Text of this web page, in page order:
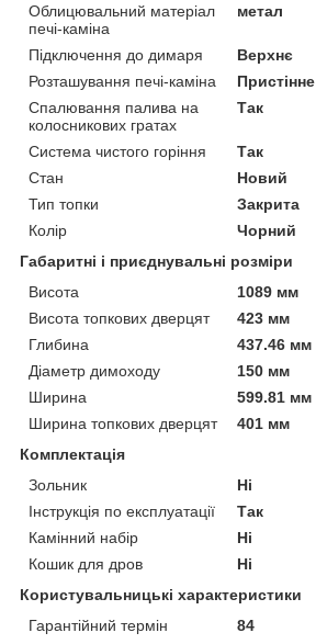
Облицювальний матеріал
печі-каміна
метал
Підключення до димаря
Верхнє
Розташування печі-каміна
Пристінне
Спалювання палива на
колосникових гратах
Так
Система чистого горіння
Так
Стан
Новий
Тип топки
Закрита
Колір
Чорний
Габаритні і приєднувальні розміри
Висота
1089 мм
Висота топкових дверцят
423 мм
Глибина
437.46 мм
Діаметр димоходу
150 мм
Ширина
599.81 мм
Ширина топкових дверцят
401 мм
Комплектація
Зольник
Ні
Інструкція по експлуатації
Так
Камінний набір
Ні
Кошик для дров
Ні
Користувальницькі характеристики
Гарантійний термін
84